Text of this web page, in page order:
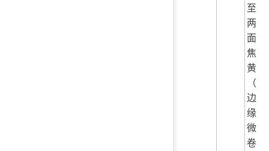
至
两
面
焦
黄
（
边
缘
微
卷